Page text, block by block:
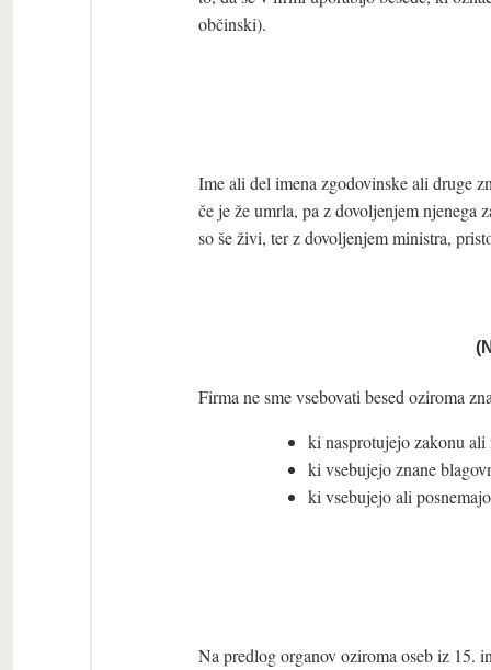
občinski).
Ime ali del imena zgodovinske ali druge
če je že umrla, pa z dovoljenjem njenega
so še živi, ter z dovoljenjem ministra,
Firma ne sme vsebovati besed oziroma
ki nasprotujejo zakonu ali
ki vsebujejo znane
ki vsebujejo ali
Na predlog organov oziroma oseb iz 15.